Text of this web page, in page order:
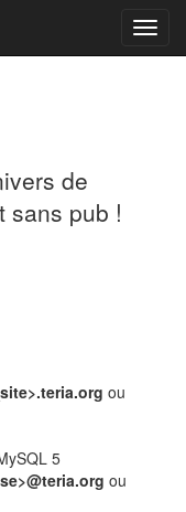
de
sans pub !
ou
5
ou